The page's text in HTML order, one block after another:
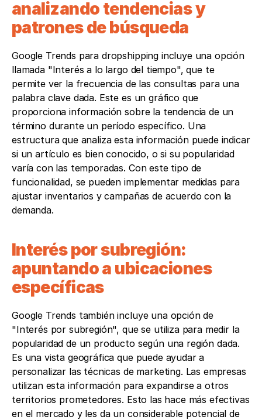
analizando tendencias y
patrones de búsqueda
Google Trends para dropshipping incluye una opción
llamada "Interés a lo largo del tiempo", que te
permite ver la frecuencia de las consultas para una
palabra clave dada. Este es un gráfico que
proporciona información sobre la tendencia de un
término durante un período específico. Una
estructura que analiza esta información puede indicar
si un artículo es bien conocido, o si su popularidad
varía con las temporadas. Con este tipo de
funcionalidad, se pueden implementar medidas para
ajustar inventarios y campañas de acuerdo con la
demanda.
Interés por subregión:
apuntando a ubicaciones
específicas
Google Trends también incluye una opción de
"Interés por subregión", que se utiliza para medir la
popularidad de un producto según una región dada.
Es una vista geográfica que puede ayudar a
personalizar las técnicas de marketing. Las empresas
utilizan esta información para expandirse a otros
territorios prometedores. Esto las hace más efectivas
en el mercado y les da un considerable potencial de